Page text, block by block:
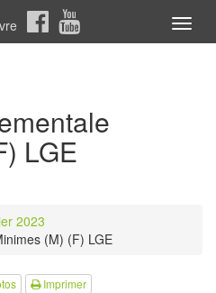
LGE
2023
(M) (F) LGE
Imprimer